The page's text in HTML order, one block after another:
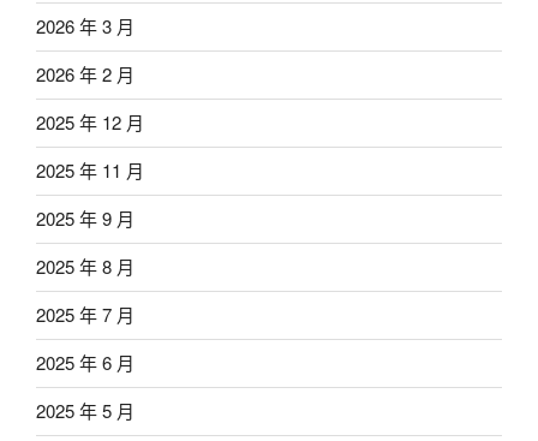
2026 年 3 月
2026 年 2 月
2025 年 12 月
2025 年 11 月
2025 年 9 月
2025 年 8 月
2025 年 7 月
2025 年 6 月
2025 年 5 月